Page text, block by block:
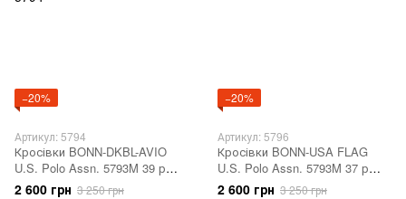
−20%
Артикул: 5794
Кросівки BONN-DKBL-AVIO
U.S. Polo Assn. 5793M 39 р
25.5 см темно-синій 5794
2 600 грн 3 250 грн
−20%
Артикул: 5796
Кросівки BONN-USA FLAG
U.S. Polo Assn. 5793M 37 р
24.5 см Бежевий 5796
2 600 грн 3 250 грн